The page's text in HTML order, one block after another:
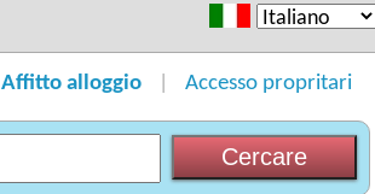
Affitto alloggio Accesso propritari